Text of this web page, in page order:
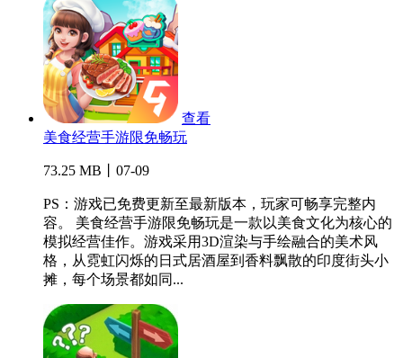
查看
美食经营手游限免畅玩
73.25 MB丨07-09
PS：游戏已免费更新至最新版本，玩家可畅享完整内
容。 美食经营手游限免畅玩是一款以美食文化为核心的
模拟经营佳作。游戏采用3D渲染与手绘融合的美术风
格，从霓虹闪烁的日式居酒屋到香料飘散的印度街头小
摊，每个场景都如同...